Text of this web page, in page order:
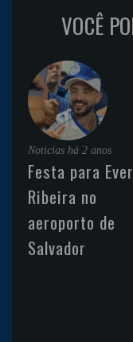
VOCÊ
Noticias há 2 anos
Festa para
Ribeira no
aeroporto de
Salvador